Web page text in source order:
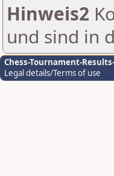
Hinweis2
und sind in
Chess-Tournament-
Legal details/Terms of use